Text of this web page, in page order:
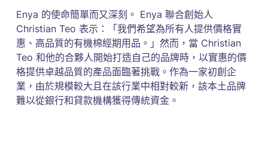
Enya 的使命簡單而又深刻。 Enya 聯合創始人
Christian Teo 表示：「我們希望為所有人提供價格實
惠、高品質的有機棉經期用品。」然而，當 Christian
Teo 和他的合夥人開始打造自己的品牌時，以實惠的價
格提供卓越品質的產品面臨著挑戰​​。作為一家初創企
業，由於規模較大且在該行業中相對較新，該本土品牌
難以從銀行和貸款機構獲得傳統資金。